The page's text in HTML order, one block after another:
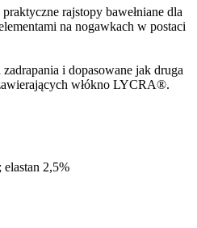
rajstopy bawełniane dla
na nogawkach w postaci
i dopasowane jak druga
włókno LYCRA®.
elastan 2,5%